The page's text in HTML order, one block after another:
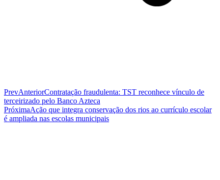
PrevAnteriorContratação fraudulenta: TST reconhece vínculo de
terceirizado pelo Banco Azteca
PróximaAção que integra conservação dos rios ao currículo escolar
é ampliada nas escolas municipais